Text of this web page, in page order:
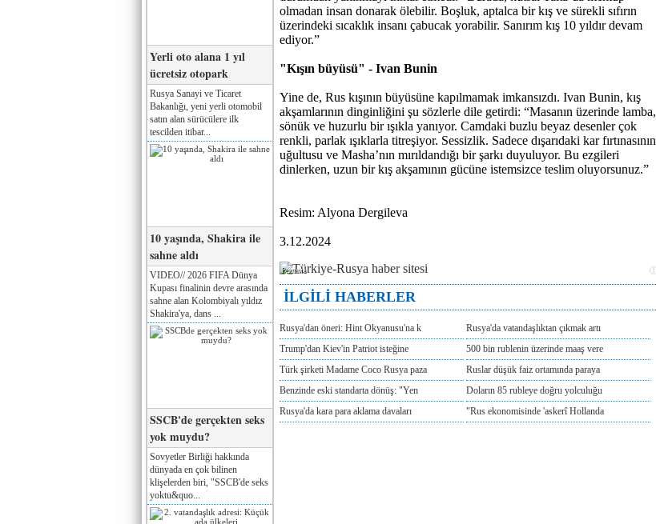
Yerli oto alana 1 yıl
ücretsiz otopark
Rusya Sanayi ve Ticaret
Bakanlığı, yeni yerli otomobil
satın alan sürücülere ilk
tescilden itibar...
10 yaşında, Shakira ile
sahne aldı
VIDEO// 2026 FIFA Dünya
Kupası finalinin devre arasında
sahne alan Kolombiyalı yıldız
Shakira'ya, dans ...
SSCB'de gerçekten seks
yok muydu?
Sovyetler Birliği hakkında
dünyada en çok bilinen
klişelerden biri, "SSCB'de seks
yoktu&quo...
olmadan insan donarak ölebilir. Boşluk, aptalca bir kış ve sürekli sıfırın
üzerindeki sıcaklık insanı çabucak yorabilir. Sanırım kış 10 yıldır devam
ediyor.”
"Kışın büyüsü" - Ivan Bunin
Yine de, Rus kışının büyüsüne kapılmamak imkansızdı. Ivan Bunin, kış
akşamlarının dinginliğini şu sözlerle dile getirdi: “Masanın üzerinde lamba,
sönük ve huzurlu bir ışıkla yanıyor. Camdaki buzlu beyaz desenler çok
renkli, parlak ışıklarla titreşiyor. Sessizlik. Sadece dışarıdaki kar fırtınasının
uğultusu ve Masha’nın mırıldandığı bir şarkı duyuluyor. Bu ezgileri
dinlerken, uzun bir kış akşamının gücüne istemsizce teslim oluyorsunuz.”
Resim: Alyona Dergileva
3.12.2024
Реклама
İLGİLİ HABERLER
Rusya'dan öneri: Hint Okyanusu'na k
Rusya'da vatandaşlıktan çıkmak artı
Trump'dan Kiev'in Patriot isteğine
500 bin rublenin üzerinde maaş vere
Türk şirketi Madame Coco Rusya paza
Ruslar düşük faiz ortamında paraya
Benzinde eski standarta dönüş: "Yen
Doların 85 rubleye doğru yolculuğu
Rusya'da kara para aklama davaları
"Rus ekonomisinde 'askerî Hollanda